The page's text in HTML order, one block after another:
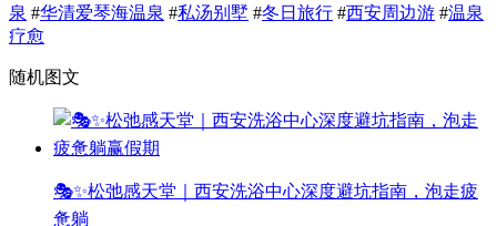
泉 #华清爱琴海温泉 #私汤别墅 #冬日旅行 #西安周边游 #温泉
疗愈
随机图文
🎭✨松弛感天堂｜西安洗浴中心深度避坑指南，泡走疲
惫躺